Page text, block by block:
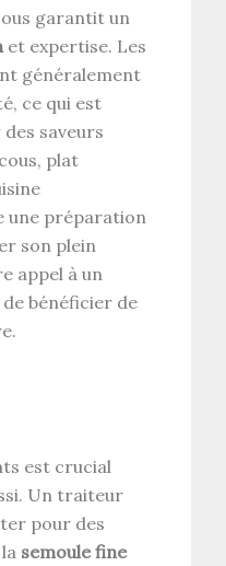
garantit un
et expertise. Les
généralement
ce qui est
saveurs
plat
une préparation
son plein
appel à un
bénéficier de
est crucial
Un traiteur
pour des
semoule fine